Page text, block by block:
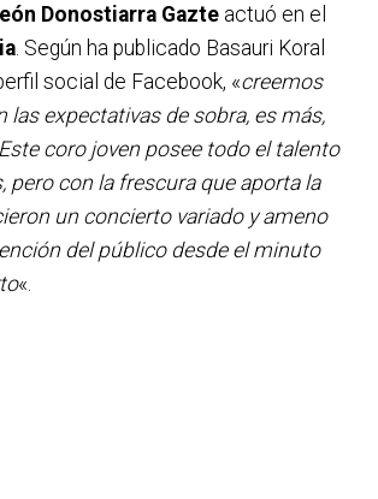
Donostiarra Gazteactuó en el
. Según ha publicado Basauri Koral
social de Facebook, «creemos
las expectativas de sobra, es más,
coro joven posee todo el talento
pero con la frescura que aporta la
un concierto variado y ameno
del público desde el minuto
«.